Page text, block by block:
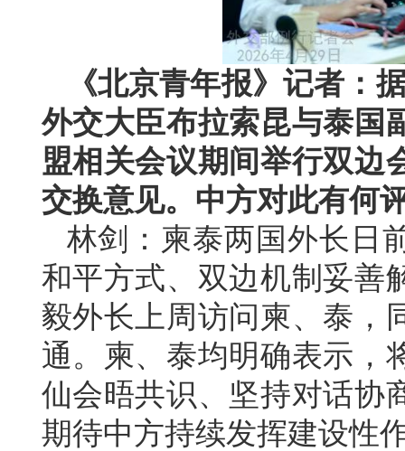
《北京青年报》记者：
外交大臣布拉索昆与泰国
盟相关会议期间举行双边
交换意见。中方对此有何
林剑：柬泰两国外长日
和平方式、双边机制妥善
毅外长上周访问柬、泰，
通。柬、泰均明确表示，
仙会晤共识、坚持对话协
期待中方持续发挥建设性